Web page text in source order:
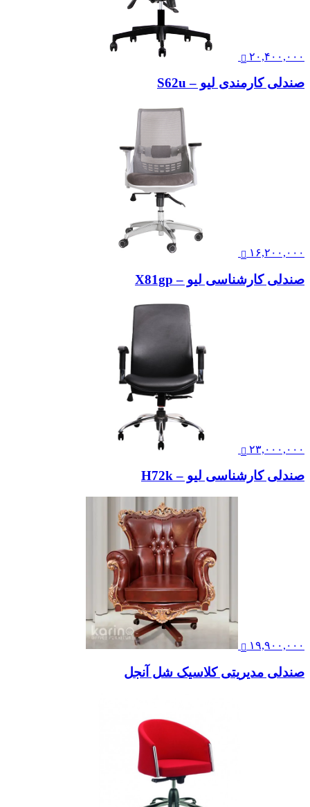
۲۰,۴۰۰,۰۰۰
صندلی کارمندی لیو – S62u
۱۶,۲۰۰,۰۰۰
صندلی کارشناسی لیو – X81gp
۲۳,۰۰۰,۰۰۰
صندلی کارشناسی لیو – H72k
۱۹,۹۰۰,۰۰۰
صندلی مدیریتی کلاسیک شل آنجل